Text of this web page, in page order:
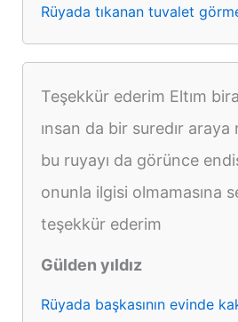
Rüyada tıkanan tuvalet
Teşekkür ederim Eltım
ınsan da bir suredır
bu ruyayı da görünce
onunla ilgisi olmamasına
teşekkür ederim
Gülden yıldız
Rüyada başkasının evinde